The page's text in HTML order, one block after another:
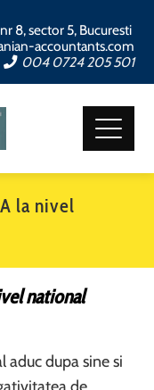
8, sector 5, Bucuresti
accountants.com
004 0724 205 501
la nivel
national
aduc dupa sine si